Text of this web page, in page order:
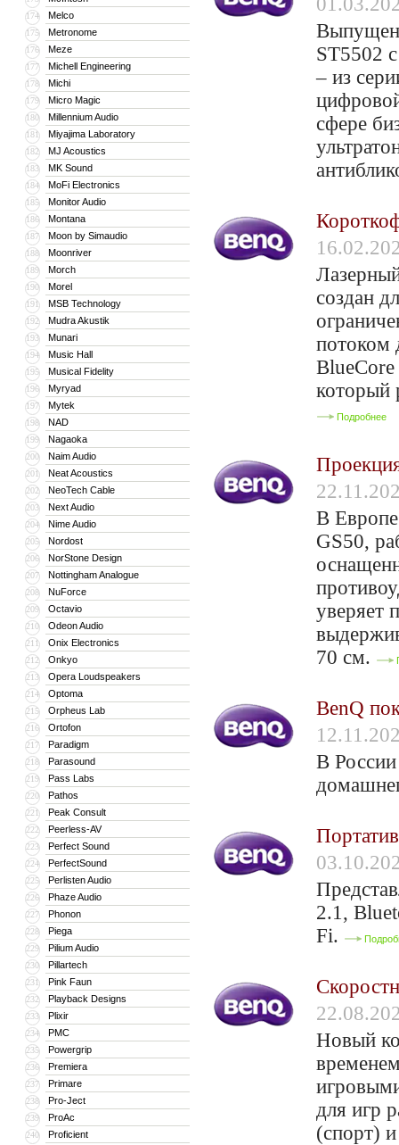
174 Melco
175 Metronome
176 Meze
177 Michell Engineering
178 Michi
179 Micro Magic
180 Millennium Audio
181 Miyajima Laboratory
182 MJ Acoustics
183 MK Sound
184 MoFi Electronics
185 Monitor Audio
186 Montana
187 Moon by Simaudio
188 Moonriver
189 Morch
190 Morel
191 MSB Technology
192 Mudra Akustik
193 Munari
194 Music Hall
195 Musical Fidelity
196 Myryad
197 Mytek
198 NAD
199 Nagaoka
200 Naim Audio
201 Neat Acoustics
202 NeoTech Cable
203 Next Audio
204 Nime Audio
205 Nordost
206 NorStone Design
207 Nottingham Analogue
208 NuForce
209 Octavio
210 Odeon Audio
211 Onix Electronics
212 Onkyo
213 Opera Loudspeakers
214 Optoma
215 Orpheus Lab
216 Ortofon
217 Paradigm
218 Parasound
219 Pass Labs
220 Pathos
221 Peak Consult
222 Peerless-AV
223 Perfect Sound
224 PerfectSound
225 Perlisten Audio
226 Phaze Audio
227 Phonon
228 Piega
229 Pilium Audio
230 Pillartech
231 Pink Faun
232 Playback Designs
233 Plixir
234 PMC
235 Powergrip
236 Premiera
237 Primare
238 Pro-Ject
239 ProAc
240 Proficient
ST5502
– из
сфере
создан
потоком
BlueCore
который
Подробнее
В
GS50,
уверяет
70 см.
BenQ
В
2.1,
Fi.
Новый
для игр
(спорт)